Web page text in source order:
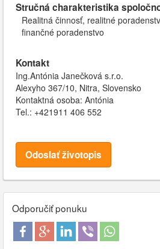
Stručná charakteristika
Realitná činnosť, realitné
finančné poradenstvo
Kontakt
Ing.Antónia Janečková s.r.o.
Alexyho 367/10, Nitra, Slovensko
Kontaktná osoba: Antónia
Tel.: +421911 406 552
Odoslať životopis
Odporučiť ponuku